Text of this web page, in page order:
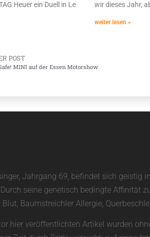
Heuer ein Duell in Le
wir dieses Jahr,
weiter lesen »
POST
MINI auf der Essen Motorshow
Jahrgang 69, befindet sich
seine genetisch bedingte Affinität
Baumstreichler Allergie,
hier veröffentlichten Artikel wurden